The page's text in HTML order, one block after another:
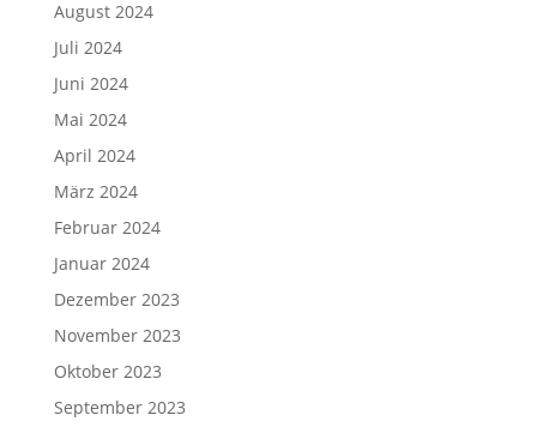
August 2024
Juli 2024
Juni 2024
Mai 2024
April 2024
März 2024
Februar 2024
Januar 2024
Dezember 2023
November 2023
Oktober 2023
September 2023